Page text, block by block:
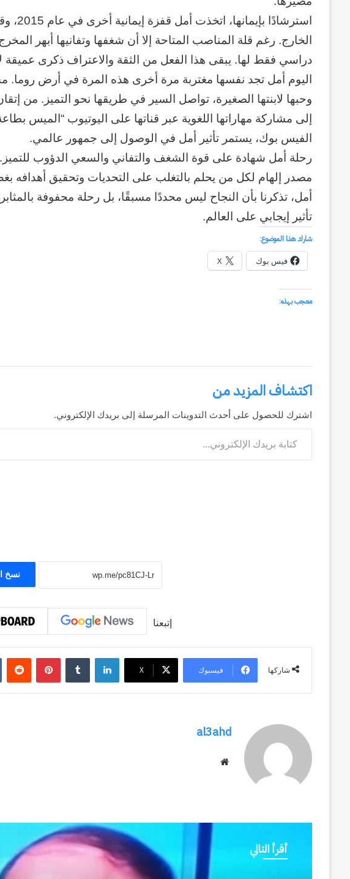
الخارج. رغم قلة المناصب المتاحة إلا أن شغفها وتفانيها أبهر
دراسي فقط لها. يبقى هذا الفعل من الثقة والاعتراف ذكرى عميقة
اليوم أمل تجد نفسها مغتربة مرة أخرى هذه المرة في أرض روما.
وحبها لابنتها الصغيرة، تواصل السير في طريقها نحو التميز. من
إلى مشاركة مهاراتها اللغوية عبر قناتها على اليوتيوب “الميس
الفيس بوك، يستمر تأثير أمل في الوصول إلى جمهور عالمي.
رحلة أمل شهادة على قوة الشغف والتفاني والسعي الدؤوب
مصدر إلهام لكل من يحلم بالتغلب على التحديات وتحقيق أهدافه
أمل، تذكرنا بأن النجاح ليس محددًا مسبقًا، بل رحلة محفوفة
تأثير إيجابي على العالم.
شارك هذا الموضوع:
فيس بوك
X
معجب بهذه:
اكتشاف المزيد من
اشترك للحصول على أحدث التدوينات المرسلة إلى بريدك الإلكتروني.
كتابة بريدك الإلكتروني...
نسخ
إتبعنا
شاركها فيسبوك ‫X
لينكدإن
‏Tumblr
‏Reddit
al3ahd
أقرأ التالي
و
٢٣
سبعون
عاماً
من
وإعادة
الحسابات
منذ أسبوعين
وكالة الـ CIA و ٢٣ يوليو.. سبعون عاماً من المراقبة
وإعادة الحسابات